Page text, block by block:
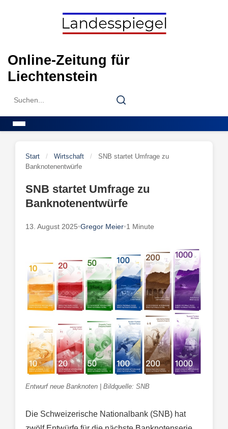
Online-Zeitung für
Liechtenstein
Search
Search
Start / Wirtschaft /
SNB startet Umfrage zu
Banknotenentwürfe
SNB startet Umfrage zu
Banknotenentwürfe
13. August 2025•Gregor Meier•1 Minute
Entwurf neue Banknoten | Bildquelle: SNB
Die Schweizerische Nationalbank (SNB) hat